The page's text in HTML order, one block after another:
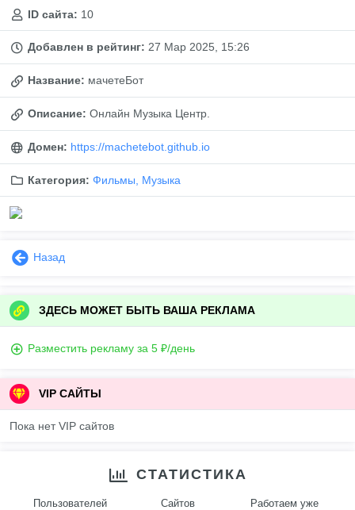
ID сайта: 10
Добавлен в рейтинг: 27 Мар 2025, 15:26
Название: мачетеБот
Описание: Онлайн Музыка Центр.
Домен: https://machetebot.github.io
Категория: Фильмы, Музыка
Назад
ЗДЕСЬ МОЖЕТ БЫТЬ ВАША РЕКЛАМА
Разместить рекламу за 5 ₽/день
VIP САЙТЫ
Пока нет VIP сайтов
СТАТИСТИКА
Пользователей Сайтов Работаем уже